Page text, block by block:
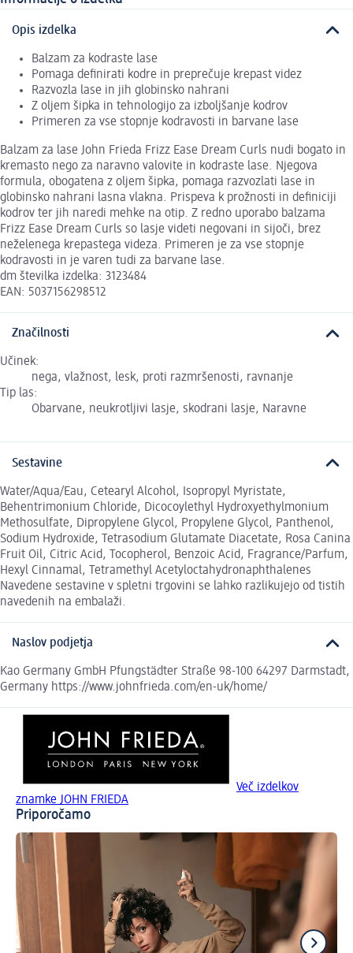
Opis izdelka
Balzam za kodraste lase
Pomaga definirati kodre in preprečuje krepast videz
Razvozla lase in jih globinsko nahrani
Z oljem šipka in tehnologijo za izboljšanje kodrov
Primeren za vse stopnje kodravosti in barvane lase
Balzam za lase John Frieda Frizz Ease Dream Curls nudi bogato in
kremasto nego za naravno valovite in kodraste lase. Njegova
formula, obogatena z oljem šipka, pomaga razvozlati lase in
globinsko nahrani lasna vlakna. Prispeva k prožnosti in definiciji
kodrov ter jih naredi mehke na otip. Z redno uporabo balzama
Frizz Ease Dream Curls so lasje videti negovani in sijoči, brez
neželenega krepastega videza. Primeren je za vse stopnje
kodravosti in je varen tudi za barvane lase.
dm številka izdelka: 3123484
EAN: 5037156298512
Značilnosti
Učinek:
nega, vlažnost, lesk, proti razmršenosti, ravnanje
Tip las:
Obarvane, neukrotljivi lasje, skodrani lasje, Naravne
Sestavine
Water/Aqua/Eau, Cetearyl Alcohol, Isopropyl Myristate,
Behentrimonium Chloride, Dicocoylethyl Hydroxyethylmonium
Methosulfate, Dipropylene Glycol, Propylene Glycol, Panthenol,
Sodium Hydroxide, Tetrasodium Glutamate Diacetate, Rosa Canina
Fruit Oil, Citric Acid, Tocopherol, Benzoic Acid, Fragrance/Parfum,
Hexyl Cinnamal, Tetramethyl Acetyloctahydronaphthalenes
Navedene sestavine v spletni trgovini se lahko razlikujejo od tistih
navedenih na embalaži.
Naslov podjetja
Kao Germany GmbH Pfungstädter Straße 98-100 64297 Darmstadt,
Germany https://www.johnfrieda.com/en-uk/home/
Več izdelkov
znamke JOHN FRIEDA
Priporočamo